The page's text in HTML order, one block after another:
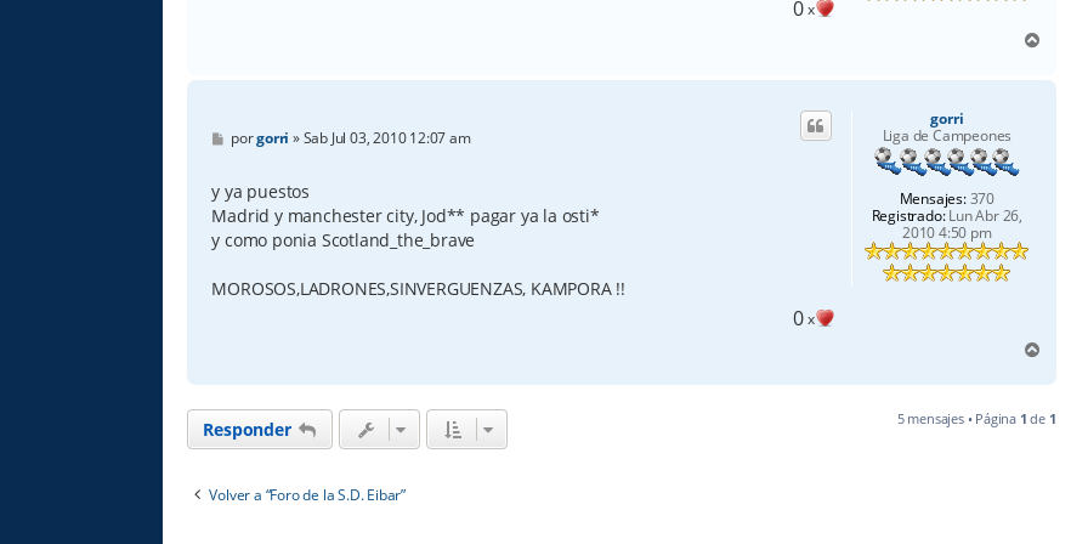
0x
r
gorri
Liga de Campeones
Mensajes:370
Registrado:Lun Abr 26,
2010 4:50 pm
M
e
s
a
j
e
porgorri »Sab Jul 03, 2010 12:07 am
y ya puestos
Madrid y manchester city, Jod** pagar ya la osti*
y como ponia Scotland_the_brave
MOROSOS,LADRONES,SINVERGUENZAS, KAMPORA !!
0x
r
Responder 5 mensajes • Página 1 de 1
Volver a “Foro de la S.D. Eibar”